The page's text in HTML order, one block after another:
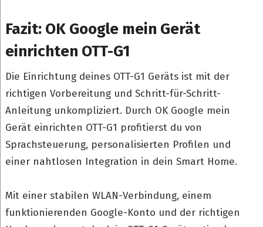
Fazit: OK Google mein Gerät
einrichten OTT-G1
Die Einrichtung deines OTT-G1 Geräts ist mit der
richtigen Vorbereitung und Schritt-für-Schritt-
Anleitung unkompliziert. Durch OK Google mein
Gerät einrichten OTT-G1 profitierst du von
Sprachsteuerung, personalisierten Profilen und
einer nahtlosen Integration in dein Smart Home.
Mit einer stabilen WLAN-Verbindung, einem
funktionierenden Google-Konto und der richtigen